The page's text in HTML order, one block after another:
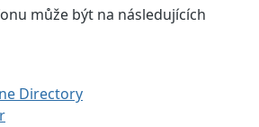
může být na následujících
Directory